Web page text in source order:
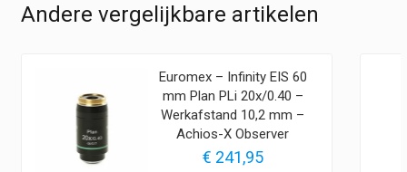
Andere vergelijkbare artikelen
Euromex – Infinity EIS 60
mm Plan PLi 20x/0.40 –
Werkafstand 10,2 mm –
Achios-X Observer
€ 241,95